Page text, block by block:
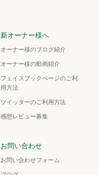
新オーナー様へ
オーナー様のブログ紹介
オーナー様の動画紹介
フェイスブックページのご利
用方法
ツイッターのご利用方法
感想レビュー募集
お問い合わせ
お問い合わせフォーム